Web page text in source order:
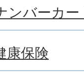
ンバーカ
康保険